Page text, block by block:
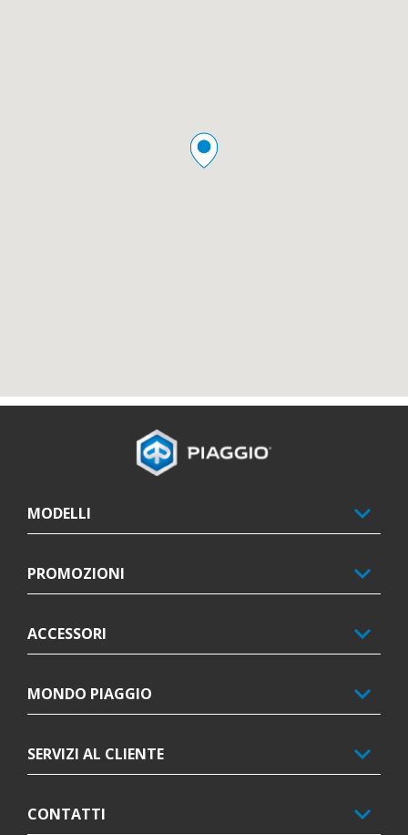
MODELLI
PROMOZIONI
ACCESSORI
MONDO PIAGGIO
SERVIZI AL CLIENTE
CONTATTI